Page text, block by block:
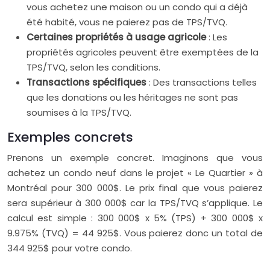
vous achetez une maison ou un condo qui a déjà
été habité, vous ne paierez pas de TPS/TVQ.
Certaines propriétés à usage agricole: Les
propriétés agricoles peuvent être exemptées de la
TPS/TVQ, selon les conditions.
Transactions spécifiques: Des transactions telles
que les donations ou les héritages ne sont pas
soumises à la TPS/TVQ.
Exemples concrets
Prenons un exemple concret. Imaginons que vous
achetez un condo neuf dans le projet « Le Quartier » à
Montréal pour 300 000$. Le prix final que vous paierez
sera supérieur à 300 000$ car la TPS/TVQ s’applique. Le
calcul est simple : 300 000$ x 5% (TPS) + 300 000$ x
9.975% (TVQ) = 44 925$. Vous paierez donc un total de
344 925$ pour votre condo.